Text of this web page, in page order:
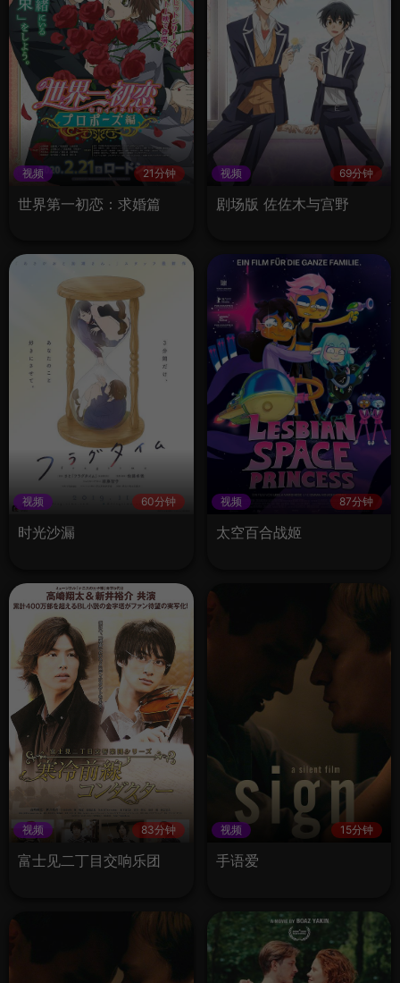
视频 21分钟
世界第一初恋：求婚篇
视频 69分钟
剧场版 佐佐木与宫野
视频 60分钟
时光沙漏
视频 87分钟
太空百合战姬
视频 83分钟
富士见二丁目交响乐团
视频 15分钟
手语爱